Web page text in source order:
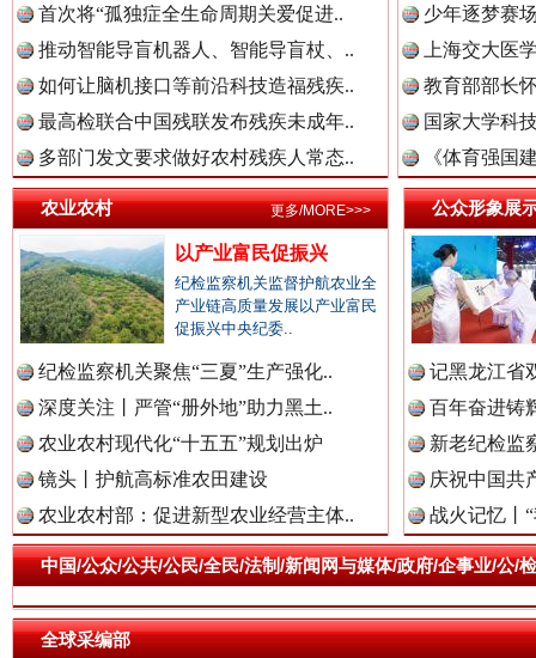
祁连巍巍树丰碑 高回报
一枚“钉子”竟然扎入要害部门
首次将“孤独症全生命周期关爱促进..
推动智能导盲机器人、智能导盲杖、..
如何让脑机接口等前沿科技造福残疾..
最高检联合中国残联发布残疾未成年..
多部门发文要求做好农村残疾人常态..
少年逐梦赛
上海交大医
教育部部长
国家大学科
《体育强国
农业农村
以产业富民促振兴
纪检监察机关监督护航农业全
产业链高质量发展以产业富民
促振兴中央纪委..
纪检监察机关聚焦“三夏”生产强化..
深度关注丨严管“册外地”助力黑土..
农业农村现代化“十五五”规划出炉
镜头丨护航高标准农田建设
农业农村部：促进新型农业经营主体..
更多/MORE>>> 公众形象展
记黑龙江省
百年奋进铸
新老纪检监
庆祝中国共
战火记忆丨
中国/公众/公共/公民/全民/法制/新闻网与媒体/政府/企事业/公/
全球采编部